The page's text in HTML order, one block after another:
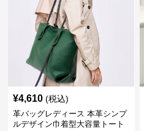
¥4,610 (税込)
革バッグレディース 本革シンプ
ルデザイン巾着型大容量トート